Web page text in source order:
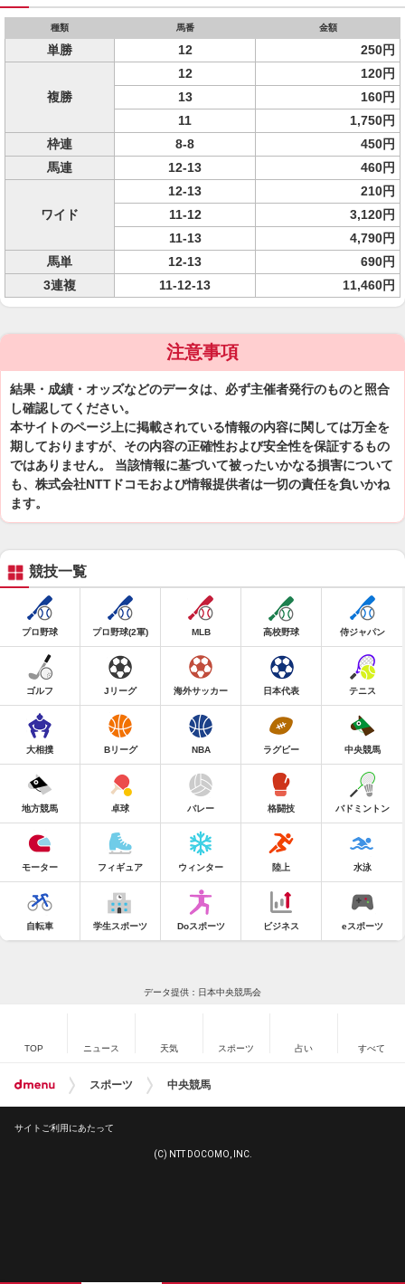
種類 馬番 金額
単勝 12 250円
複勝
12
120円
13
160円
11
1,750円
枠連
8-8
450円
馬連
12-13 460円
ワイド
12-13
210円
11-12
3,120円
11-13
4,790円
馬単
12-13
690円
3連複
11-12-13 11,460円
注意事項
結果・成績・オッズなどのデータは、必ず主催者発行のものと照合
し確認してください。
本サイトのページ上に掲載されている情報の内容に関しては万全を
期しておりますが、その内容の正確性および安全性を保証するもの
ではありません。 当該情報に基づいて被ったいかなる損害について
も、株式会社NTTドコモおよび情報提供者は一切の責任を負いかね
ます。
競技一覧
プロ野球 プロ野球(2軍) MLB 高校野球 侍ジャパン
ゴルフ Jリーグ 海外サッカー 日本代表 テニス
大相撲 Bリーグ NBA ラグビー 中央競馬
地方競馬 卓球 バレー 格闘技 バドミントン
モーター フィギュア ウィンター 陸上 水泳
自転車 学生スポーツ Doスポーツ ビジネス eスポーツ
データ提供：日本中央競馬会
TOP ニュース 天気 スポーツ 占い すべて
スポーツ 中央競馬
サイトご利用にあたって
(C) NTT DOCOMO, INC.